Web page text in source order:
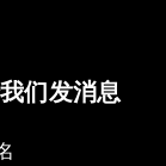
们发消息